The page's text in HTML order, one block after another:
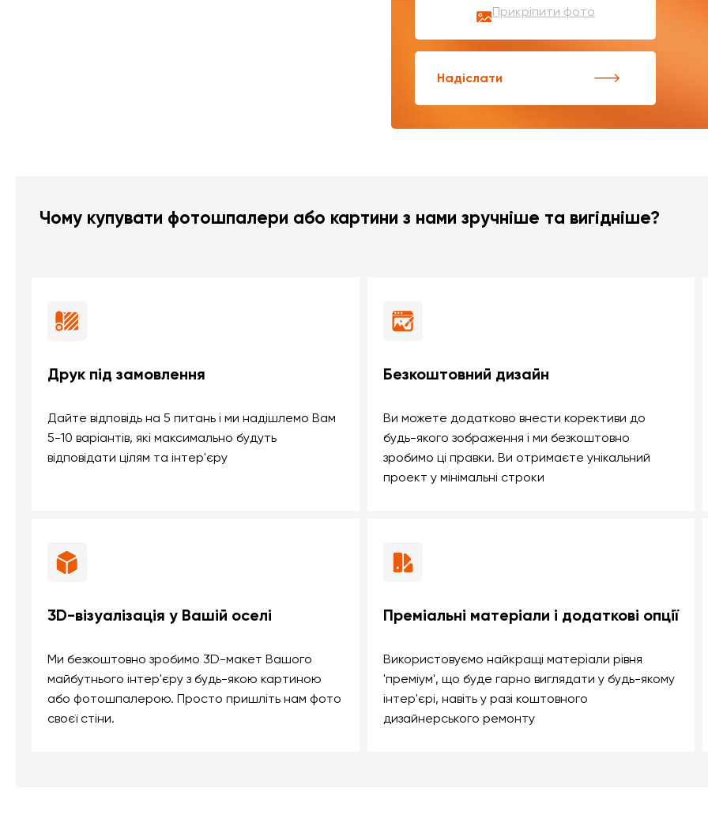
Прикріпити фото
Надіслати
Чому купувати фотошпалери або картини з нами зручніше та вигідніше?
Друк під замовлення
Дайте відповідь на 5 питань і ми надішлемо Вам
5-10 варіантів, які максимально будуть
відповідати цілям та інтер'єру
Безкоштовний дизайн
Ви можете додатково внести корективи до
будь-якого зображення і ми безкоштовно
зробимо ці правки. Ви отримаєте унікальний
проект у мінімальні строки
3D-візуалізація у Вашій оселі
Ми безкоштовно зробимо 3D-макет Вашого
майбутнього інтер'єру з будь-якою картиною
або фотошпалерою. Просто пришліть нам фото
своєї стіни.
Преміальні матеріали і додаткові опції
Використовуємо найкращі матеріали рівня
'преміум', що буде гарно виглядати у будь-якому
інтер'єрі, навіть у разі коштовного
дизайнерського ремонту